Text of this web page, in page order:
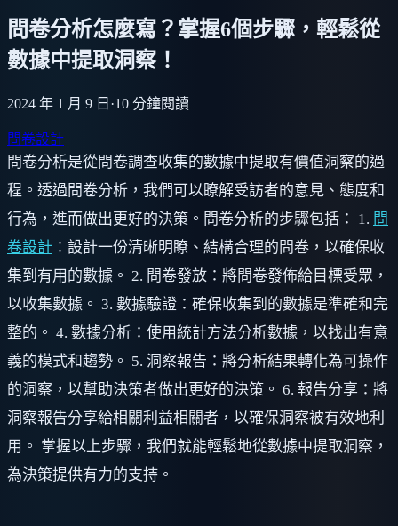
問卷分析怎麼寫？掌握6個步驟，輕鬆從
數據中提取洞察！
2024 年 1 月 9 日 ·10 分鐘閱讀
問卷設計
問卷分析是從問卷調查收集的數據中提取有價值洞察的過
程。透過問卷分析，我們可以瞭解受訪者的意見、態度和
行為，進而做出更好的決策。問卷分析的步驟包括： 1. 問
卷設計 ：設計一份清晰明瞭、結構合理的問卷，以確保收
集到有用的數據。 2. 問卷發放：將問卷發佈給目標受眾，
以收集數據。 3. 數據驗證：確保收集到的數據是準確和完
整的。 4. 數據分析：使用統計方法分析數據，以找出有意
義的模式和趨勢。 5. 洞察報告：將分析結果轉化為可操作
的洞察，以幫助決策者做出更好的決策。 6. 報告分享：將
洞察報告分享給相關利益相關者，以確保洞察被有效地利
用。 掌握以上步驟，我們就能輕鬆地從數據中提取洞察，
為決策提供有力的支持。